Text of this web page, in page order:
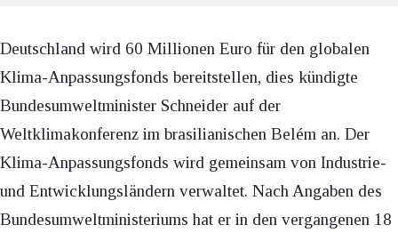
Deutschland wird 60 Millionen Euro für den globalen
Klima-Anpassungsfonds bereitstellen, dies kündigte
Bundesumweltminister Schneider auf der
Weltklimakonferenz im brasilianischen Belém an. Der
Klima-Anpassungsfonds wird gemeinsam von Industrie-
und Entwicklungsländern verwaltet. Nach Angaben des
Bundesumweltministeriums hat er in den vergangenen 18